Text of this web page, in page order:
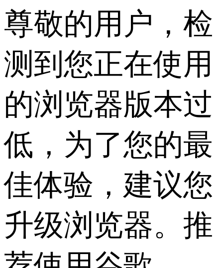
尊敬的用户，检
测到您正在使用
的浏览器版本过
低，为了您的最
佳体验，建议您
升级浏览器。推